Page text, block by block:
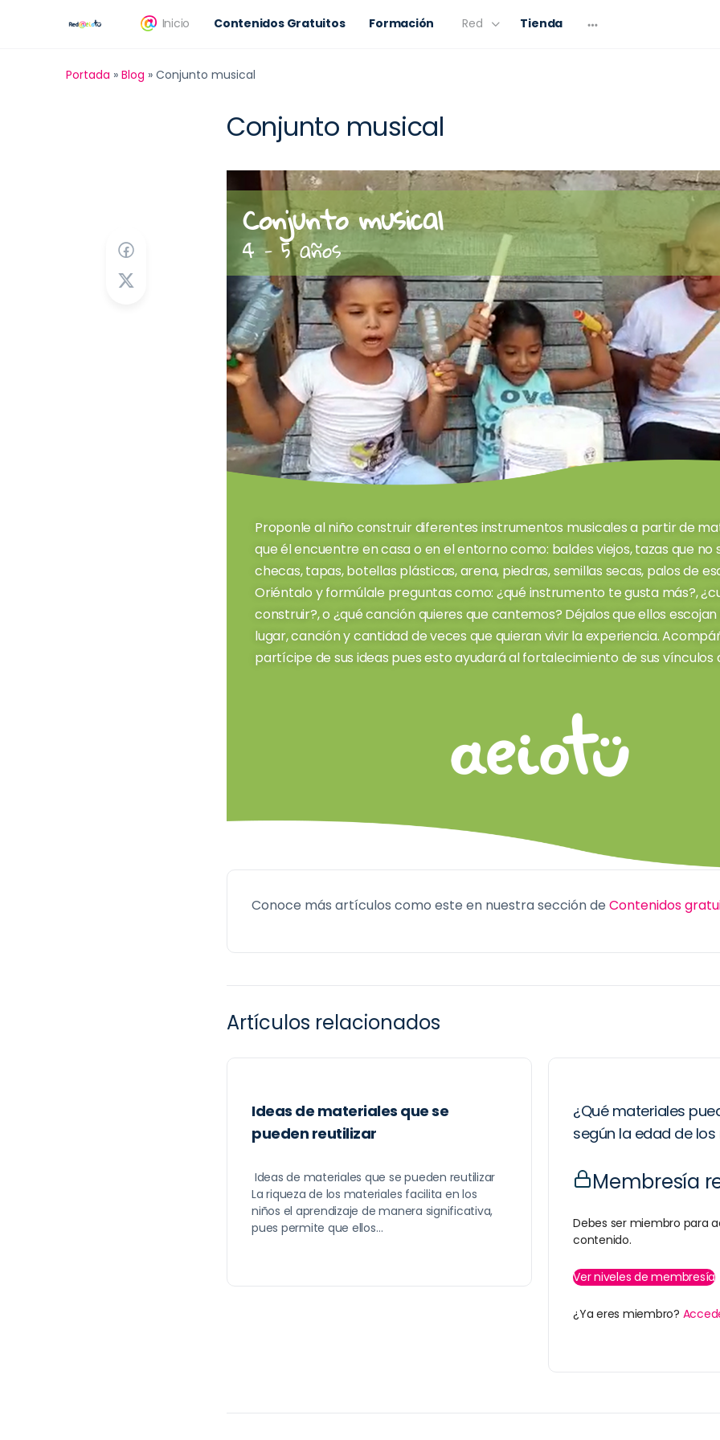
Inicio Contenidos Gratuitos Formación Red Tienda
Portada » Blog » Conjunto musical
Conjunto musical
Conjunto musical
4 - 5 años
Proponle al niño construir diferentes instrumentos musicales a partir de
que él encuentre en casa o en el entorno como: baldes viejos, tazas que no
checas, tapas, botellas plásticas, arena, piedras, semillas secas, palos de
Oriéntalo y formúlale preguntas como: ¿qué instrumento te gusta más?,
construir?, o ¿qué canción quieres que cantemos? Déjalos que ellos
lugar, canción y cantidad de veces que quieran vivir la experiencia.
partícipe de sus ideas pues esto ayudará al fortalecimiento de sus vínculos
Conoce más artículos como este en nuestra sección de Contenidos
Artículos relacionados
Ideas de materiales que se
pueden reutilizar
Ideas de materiales que se pueden reutilizar
La riqueza de los materiales facilita en los
niños el aprendizaje de manera significativa,
pues permite que ellos…
¿Qué materiales
según la edad de los
Membresía
Debes ser miembro para
contenido.
Ver niveles de membresía
¿Ya eres miembro?